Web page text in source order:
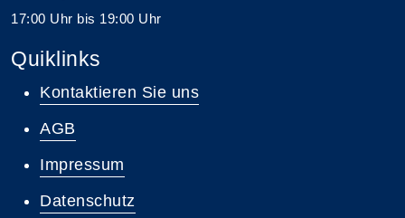
17:00 Uhr bis 19:00 Uhr
Quiklinks
Kontaktieren Sie uns
AGB
Impressum
Datenschutz